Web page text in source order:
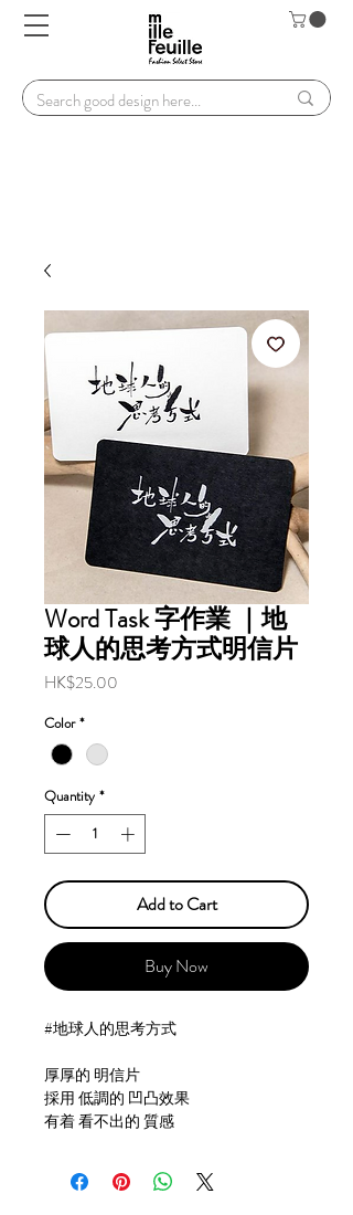
Word Task 字作業 ｜地
球人的思考方式明信片
HK$25.00
Color *
Quantity *
Add to Cart
Buy Now
#地球人的思考方式
厚厚的 明信片
採用 低調的 凹凸效果
有着 看不出的 質感